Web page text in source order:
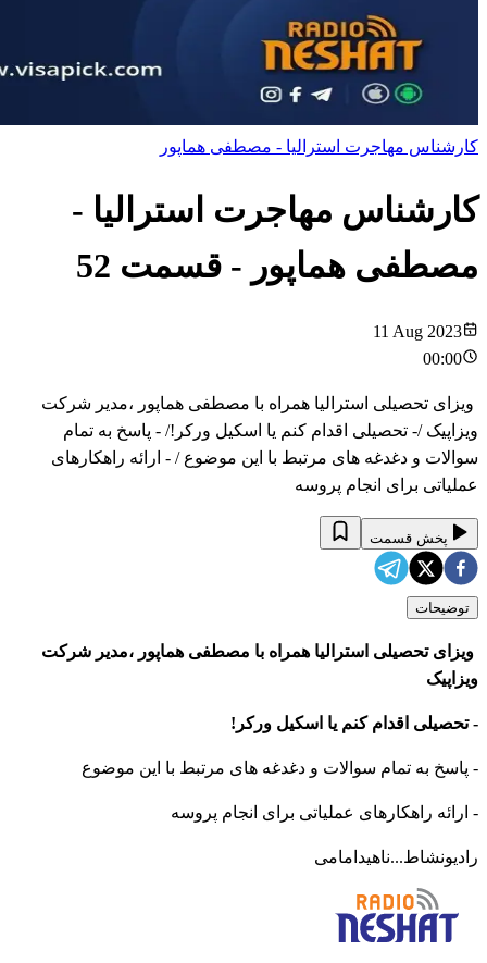
کارشناس مهاجرت استرالیا - مصطفی هماپور
کارشناس مهاجرت استرالیا -
مصطفی هماپور - قسمت 52
11 Aug 2023
00:00
ویزای تحصیلی استرالیا همراه با مصطفی هماپور ،مدیر شرکت
ویزاپیک /- تحصیلی اقدام کنم یا اسکیل ورکر!/ - پاسخ به تمام
سوالات و دغدغه های مرتبط با این موضوع / - ارائه راهکارهای
عملیاتی برای انجام پروسه
پخش قسمت
توضیحات
ویزای تحصیلی استرالیا همراه با مصطفی هماپور ،مدیر شرکت
ویزاپیک
- تحصیلی اقدام کنم یا اسکیل ورکر!
- پاسخ به تمام سوالات و دغدغه های مرتبط با این موضوع
- ارائه راهکارهای عملیاتی برای انجام پروسه
رادیونشاط...ناهیدامامی